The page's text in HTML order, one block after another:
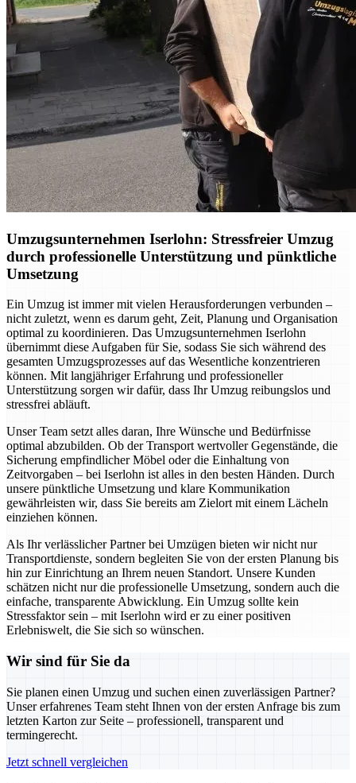
Umzugsunternehmen Iserlohn: Stressfreier Umzug
durch professionelle Unterstützung und pünktliche
Umsetzung
Ein Umzug ist immer mit vielen Herausforderungen verbunden –
nicht zuletzt, wenn es darum geht, Zeit, Planung und Organisation
optimal zu koordinieren. Das Umzugsunternehmen Iserlohn
übernimmt diese Aufgaben für Sie, sodass Sie sich während des
gesamten Umzugsprozesses auf das Wesentliche konzentrieren
können. Mit langjähriger Erfahrung und professioneller
Unterstützung sorgen wir dafür, dass Ihr Umzug reibungslos und
stressfrei abläuft.
Unser Team setzt alles daran, Ihre Wünsche und Bedürfnisse
optimal abzubilden. Ob der Transport wertvoller Gegenstände, die
Sicherung empfindlicher Möbel oder die Einhaltung von
Zeitvorgaben – bei Iserlohn ist alles in den besten Händen. Durch
unsere pünktliche Umsetzung und klare Kommunikation
gewährleisten wir, dass Sie bereits am Zielort mit einem Lächeln
einziehen können.
Als Ihr verlässlicher Partner bei Umzügen bieten wir nicht nur
Transportdienste, sondern begleiten Sie von der ersten Planung bis
hin zur Einrichtung an Ihrem neuen Standort. Unsere Kunden
schätzen nicht nur die professionelle Umsetzung, sondern auch die
einfache, transparente Abwicklung. Ein Umzug sollte kein
Stressfaktor sein – mit Iserlohn wird er zu einer positiven
Erlebniswelt, die Sie sich so wünschen.
Wir sind für Sie da
Sie planen einen Umzug und suchen einen zuverlässigen Partner?
Unser erfahrenes Team steht Ihnen von der ersten Anfrage bis zum
letzten Karton zur Seite – professionell, transparent und
termingerecht.
Jetzt schnell vergleichen